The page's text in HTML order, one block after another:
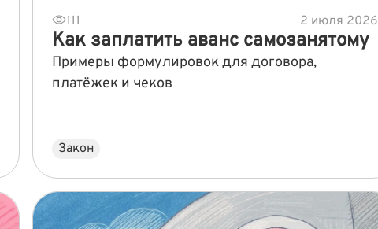
111 2 июля 2026
Как заплатить аванс самозанятому
Примеры формулировок для договора,
платёжек и чеков
Закон